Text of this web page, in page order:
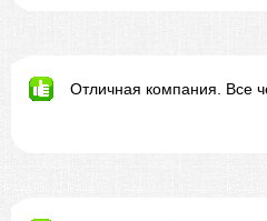
Отличная компания. Все